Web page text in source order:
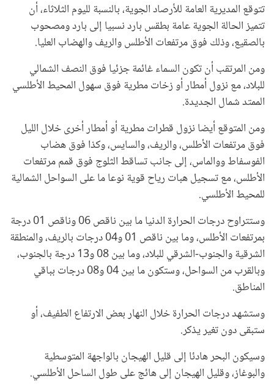
تتوقع المديرية العامة للأرصاد الجوية، بالنسبة لليوم الثلاثاء، أن
تتميز الحالة الجوية عامة بطقس بارد نسبيا إلى بارد ومصحوب
بالصقيع، وذلك فوق مرتفعات الأطلس والريف والهضاب العليا.
ومن المرتقب أن تكون السماء غائمة جزئيا فوق النصف الشمالي
للبلاد، مع نزول أمطار أو زخات مطرية فوق سهول المحيط الأطلسي
الممتد شمال الجديدة.
ومن المتوقع أيضا نزول قطرات مطرية أو أمطار أخرى خلال الليل
فوق مرتفعات الأطلس، والريف، والسايس، وكذا فوق هضاب
الفوسفاط ووالماس، إلى جانب تساقط الثلوج فوق قمم مرتفعات
الأطلس، مع تسجيل هبات رياح قوية نوعا ما على السواحل الشمالية
للمحيط الأطلسي.
وستتراوح درجات الحرارة الدنيا ما بين ناقص 06 وناقص 01 درجة
بمرتفعات الأطلس، وما بين ناقص 01 و04 درجات بالريف، والمنطقة
الشرقية والجنوب-الشرقي للبلاد، وما بين 08 و13 درجة بالجنوب،
وبالقرب من السواحل، وستكون ما بين 04 و08 درجات بباقي
المناطق.
وستشهد درجات الحرارة خلال النهار بعض الارتفاع الطفيف، أو
ستبقى دون تغير يذكر.
وسيكون البحر هادئا إلى قليل الهيجان بالواجهة المتوسطية
والبوغاز، وقليل الهيجان إلى هائج على طول الساحل الأطلسي.